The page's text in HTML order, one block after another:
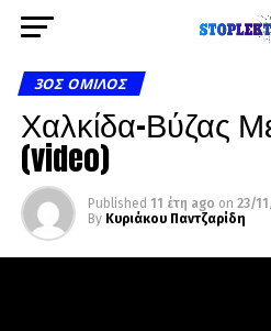
3ΟΣ ΌΜΙΛΟΣ
Χαλκίδα-Βύζας
(video)
Published 11 έτη ago on 23/
By Κυριάκου Παντζαρίδη